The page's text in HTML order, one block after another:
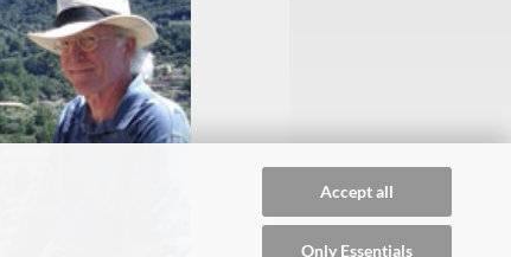
Accept all
Only Essentials